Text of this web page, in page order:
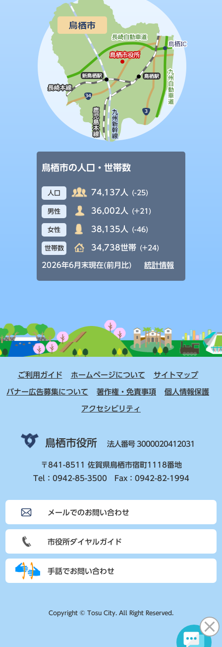
鳥栖市の人口・世帯数
人口 74,137人 (-25)
男性 36,002人 (+21)
女性 38,135人 (-46)
世帯数 34,738世帯 (+24)
2026年6月末現在(前月比) 統計情報
ご利用ガイド ホームページについて サイトマップ
バナー広告募集について 著作権・免責事項 個人情報保護
アクセシビリティ
鳥栖市役所 法人番号 3000020412031
〒841-8511 佐賀県鳥栖市宿町1118番地
Tel：0942-85-3500 Fax：0942-82-1994
メールでのお問い合わせ
市役所ダイヤルガイド
手話でお問い合わせ
Copyright © Tosu City. All Right Reserved.